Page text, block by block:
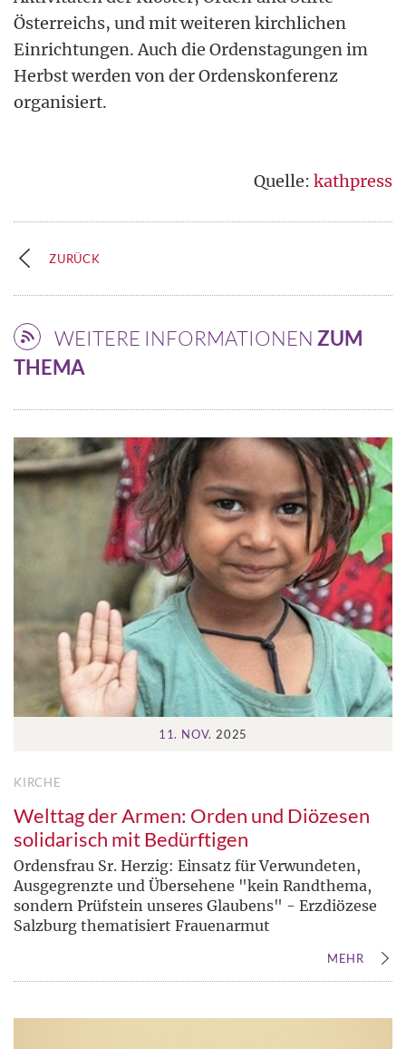
Österreichs, und mit weiteren kirchlichen
Einrichtungen. Auch die Ordenstagungen im
Herbst werden von der Ordenskonferenz
organisiert.
Quelle: kathpress
ZURÜCK
WEITERE INFORMATIONEN ZUM
THEMA
11. NOV. 2025
KIRCHE
Welttag der Armen: Orden und Diözesen
solidarisch mit Bedürftigen
Ordensfrau Sr. Herzig: Einsatz für Verwundeten,
Ausgegrenzte und Übersehene "kein Randthema,
sondern Prüfstein unseres Glaubens" - Erzdiözese
Salzburg thematisiert Frauenarmut
MEHR